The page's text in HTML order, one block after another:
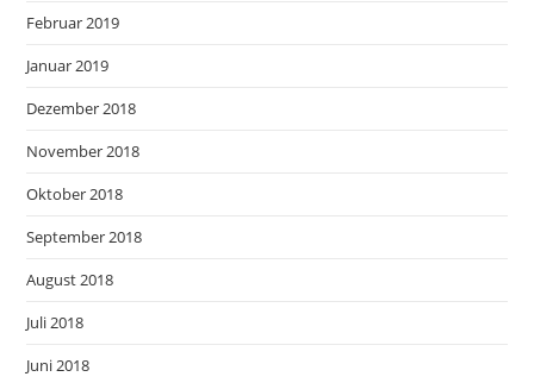
Februar 2019
Januar 2019
Dezember 2018
November 2018
Oktober 2018
September 2018
August 2018
Juli 2018
Juni 2018